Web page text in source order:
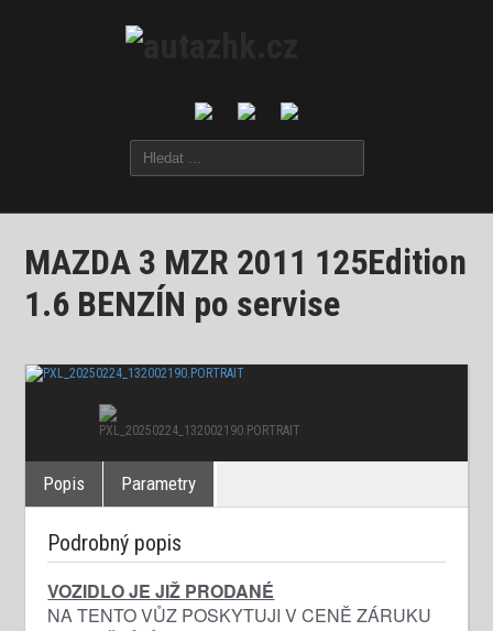
MAZDA 3 MZR 2011 125Edition
1.6 BENZÍN po servise
Popis Parametry
Podrobný popis
VOZIDLO JE JIŽ PRODANÉ
NA TENTO VŮZ POSKYTUJI V CENĚ ZÁRUKU